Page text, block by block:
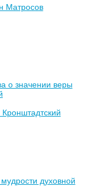
Матросов
о значении веры
духовной